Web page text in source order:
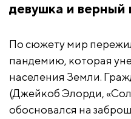
девушка и верный
По сюжету мир
пандемию, которая
населения Земли.
(Джейкоб Элорди,
обосновался на